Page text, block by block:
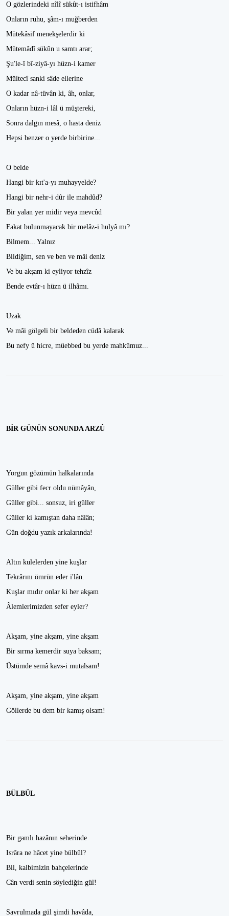
O gözlerindeki nîlî sükût-ı istifhâm
Onların ruhu, şâm-ı muğberden
Mütekâsif menekşelerdir ki
Mütemâdî sükûn u samtı arar;
Şu'le-î bî-ziyâ-yı hüzn-i kamer
Mültecî sanki sâde ellerine
O kadar nâ-tüvân ki, âh, onlar,
Onların hüzn-i lâl ü müştereki,
Sonra dalgın mesâ, o hasta deniz
Hepsi benzer o yerde birbirine...
O belde
Hangi bir kıt'a-yı muhayyelde?
Hangi bir nehr-i dûr ile mahdûd?
Bir yalan yer midir veya mevcûd
Fakat bulunmayacak bir melâz-i hulyâ mı?
Bilmem... Yalnız
Bildiğim, sen ve ben ve mâi deniz
Ve bu akşam ki eyliyor tehzîz
Bende evtâr-ı hüzn ü ilhâmı.
Uzak
Ve mâi gölgeli bir beldeden cüdâ kalarak
Bu nefy ü hicre, müebbed bu yerde mahkûmuz...
BİR GÜNÜN SONUNDA ARZÛ
Yorgun gözümün halkalarında
Güller gibi fecr oldu nümâyân,
Güller gibi... sonsuz, iri güller
Güller ki kamıştan daha nâlân;
Gün doğdu yazık arkalarında!
Altın kulelerden yine kuşlar
Tekrârını ömrün eder i'lân.
Kuşlar mıdır onlar ki her akşam
Âlemlerimizden sefer eyler?
Akşam, yine akşam, yine akşam
Bir sırma kemerdir suya baksam;
Üstümde semâ kavs-i mutalsam!
Akşam, yine akşam, yine akşam
Göllerde bu dem bir kamış olsam!
BÜLBÜL
Bir gamlı hazânın seherinde
Isrâra ne hâcet yine bülbül?
Bil, kalbimizin bahçelerinde
Cân verdi senin söylediğin gül!
Savrulmada gül şimdi havâda,